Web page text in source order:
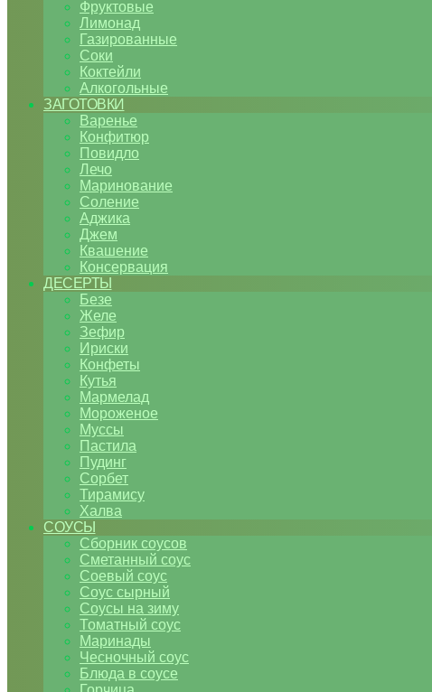
Фруктовые
Лимонад
Газированные
Соки
Коктейли
Алкогольные
ЗАГОТОВКИ
Варенье
Конфитюр
Повидло
Лечо
Маринование
Соление
Аджика
Джем
Квашение
Консервация
ДЕСЕРТЫ
Безе
Желе
Зефир
Ириски
Конфеты
Кутья
Мармелад
Мороженое
Муссы
Пастила
Пудинг
Сорбет
Тирамису
Халва
СОУСЫ
Сборник соусов
Сметанный соус
Соевый соус
Соус сырный
Соусы на зиму
Томатный соус
Маринады
Чесночный соус
Блюда в соусе